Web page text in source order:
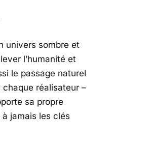
univers sombre et
l’humanité et
le passage naturel
réalisateur –
sa propre
jamais les clés